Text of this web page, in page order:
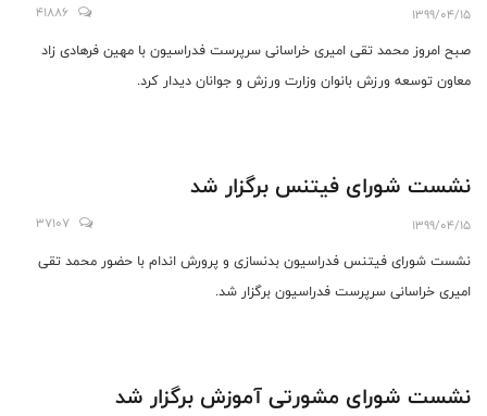
1399/04/15
41886
صبح امروز محمد تقی امیری خراسانی سرپرست فدراسیون با مهین فرهادی زاد
معاون توسعه ورزش بانوان وزارت ورزش و جوانان دیدار کرد.
نشست شورای فیتنس برگزار شد
1399/04/15
37107
نشست شورای فیتنس فدراسیون بدنسازی و پرورش اندام با حضور محمد تقی
امیری خراسانی سرپرست فدراسیون برگزار شد.
نشست شورای مشورتی آموزش برگزار شد